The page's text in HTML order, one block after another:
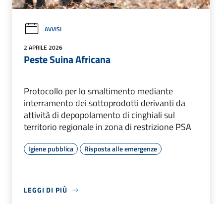
AVVISI
2 APRILE 2026
Peste Suina Africana
Protocollo per lo smaltimento mediante
interramento dei sottoprodotti derivanti da
attività di depopolamento di cinghiali sul
territorio regionale in zona di restrizione PSA
Igiene pubblica Risposta alle emergenze
LEGGI DI PIÙ